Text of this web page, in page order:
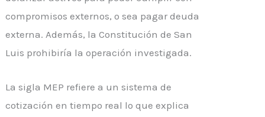
compromisos externos, o sea pagar deuda
externa. Además, la Constitución de San
Luis prohibiría la operación investigada.
La sigla MEP refiere a un sistema de
cotización en tiempo real lo que explica